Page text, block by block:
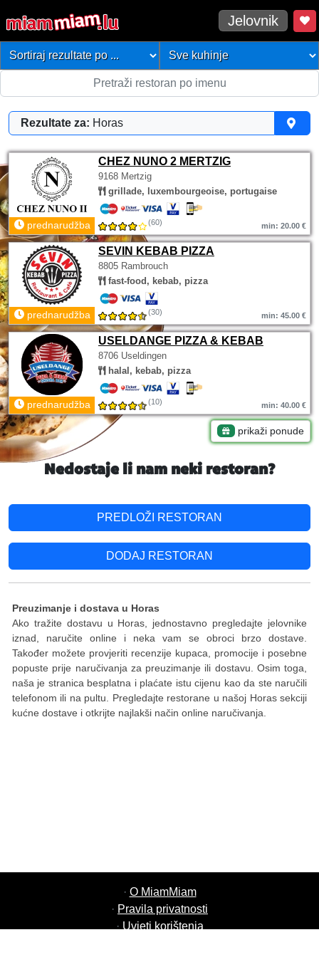
Jelovnik
Rezultate za: Horas
CHEZ NUNO 2 MERTZIG
9168 Mertzig
grillade, luxembourgeoise, portugaise
prednarudžba (60) min: 20.00 €
SEVIN KEBAB PIZZA
8805 Rambrouch
fast-food, kebab, pizza
prednarudžba (30) min: 45.00 €
USELDANGE PIZZA & KEBAB
8706 Useldingen
halal, kebab, pizza
prednarudžba (10) min: 40.00 €
prikaži ponude
Nedostaje li nam neki restoran?
PREDLOŽI RESTORAN
DODAJ RESTORAN
Preuzimanje i dostava u Horas
Ako tražite dostavu u Horas, jednostavno pregledajte jelovnike
iznad, naručite online i neka vam se obroci brzo dostave.
Također možete provjeriti recenzije kupaca, promocije i posebne
popuste prije naručivanja za preuzimanje ili dostavu. Osim toga,
naša je stranica besplatna i plaćate istu cijenu kao da ste naručili
telefonom ili na pultu. Pregledajte restorane u našoj Horas sekciji
kućne dostave i otkrijte najlakši način online naručivanja.
· O MiamMiam
· Pravila privatnosti
· Uvjeti korištenja